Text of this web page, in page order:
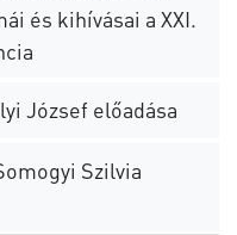
és kihívásai a XXI.
József előadása
Szilvia